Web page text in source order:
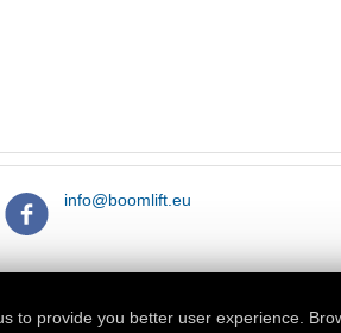
to provide you better user experience.
info@boomlift.eu